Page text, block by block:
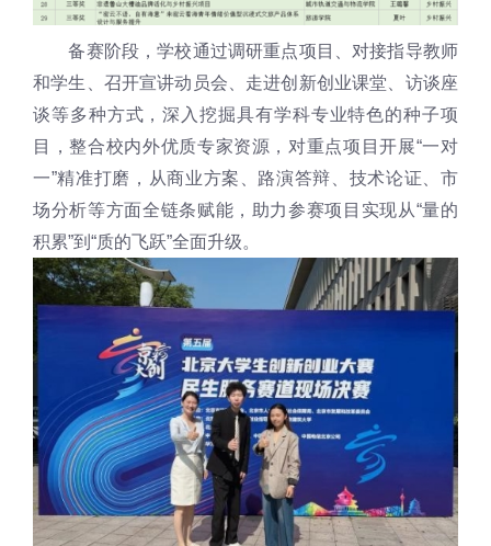
备赛阶段，学校通过调研重点项目、对接指导教师
和学生、召开宣讲动员会、走进创新创业课堂、访谈座
谈等多种方式，深入挖掘具有学科专业特色的种子项
目，整合校内外优质专家资源，对重点项目开展“一对
一”精准打磨，从商业方案、路演答辩、技术论证、市
场分析等方面全链条赋能，助力参赛项目实现从“量的
积累”到“质的飞跃”全面升级。